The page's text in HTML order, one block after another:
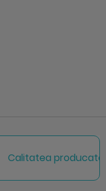
Calitatea